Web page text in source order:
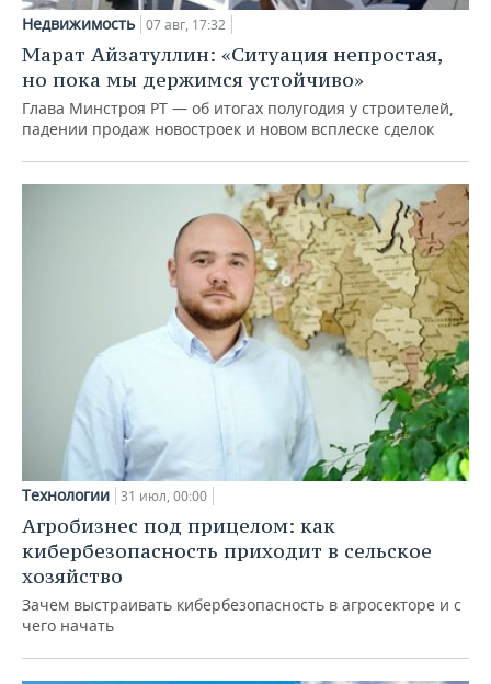
Недвижимость 07 авг, 17:32
Марат Айзатуллин: «Ситуация непростая,
но пока мы держимся устойчиво»
Глава Минстроя РТ — об итогах полугодия у строителей,
падении продаж новостроек и новом всплеске сделок
Технологии 31 июл, 00:00
Агробизнес под прицелом: как
кибербезопасность приходит в сельское
хозяйство
Зачем выстраивать кибербезопасность в агросекторе и с
чего начать